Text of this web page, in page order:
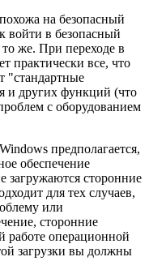
на безопасный
в безопасный
же. При переходе в
практически все, что
"стандартные
и других функций (что
с оборудованием
предполагается,
обеспечение
загружаются сторонние
для тех случаев,
или
сторонние
операционной
загрузки вы должны